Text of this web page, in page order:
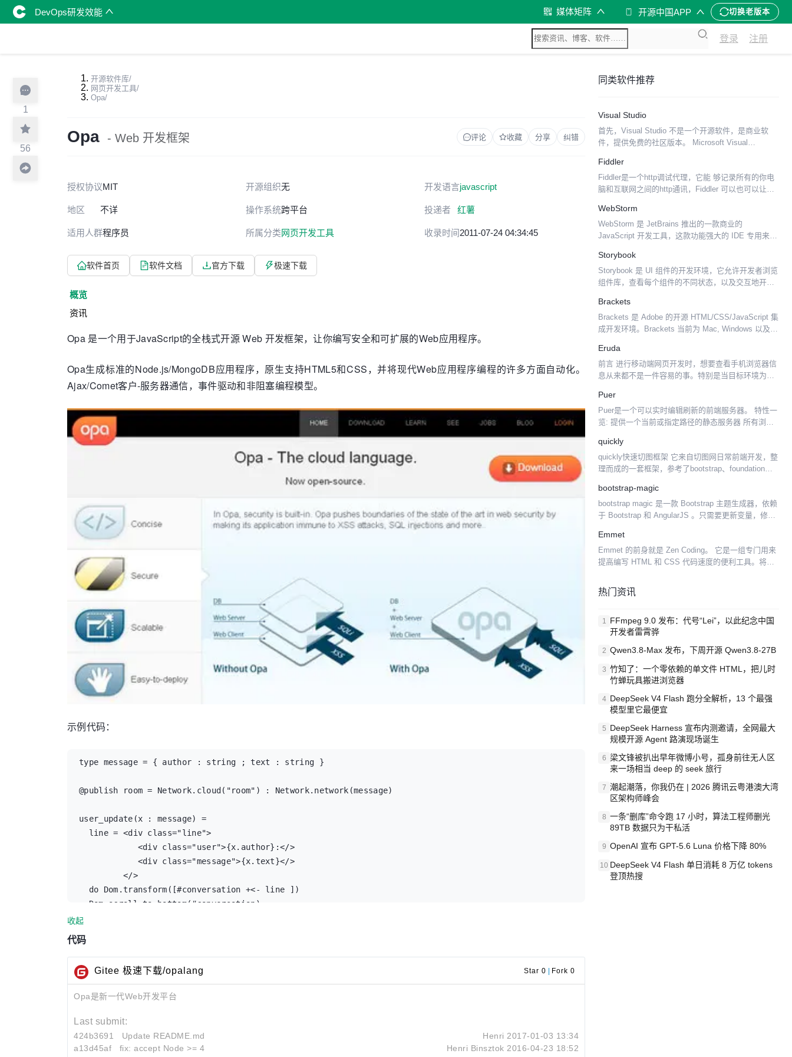
DevOps研发效能 媒体矩阵 开源中国APP 切换老版本
登录 注册
1
56
开源软件库/
网页开发工具/
Opa/
Opa - Web 开发框架 评论 收藏 分享 纠错
授权协议MIT 开源组织无 开发语言javascript
地区 不详 操作系统跨平台 投递者 红薯
适用人群程序员 所属分类网页开发工具 收录时间2011-07-24 04:34:45
软件首页 软件文档 官方下载 极速下载
概览
资讯
Opa 是一个用于JavaScript的全栈式开源 Web 开发框架，让你编写安全和可扩展的Web应用程序。
Opa生成标准的Node.js/MongoDB应用程序，原生支持HTML5和CSS，并将现代Web应用程序编程的许多方面自动化。
Ajax/Comet客户-服务器通信，事件驱动和非阻塞编程模型。
示例代码：
type message = { author : string ; text : string }
@publish room = Network.cloud("room") : Network.network(message)
user_update(x : message) =
line = <div class="line">
<div class="user">{x.author}:</>
<div class="message">{x.text}</>
</>
do Dom.transform([#conversation +<- line ])
Dom.scroll_to_bottom(#conversation)
do Network.broadcast({~author text=Dom.get_value(#entry)}, room)
Dom.clear_value(#entry)
author = Random.string(8)
<div id=#header><div id=#logo></></>
<div id=#conversation onready={_ -> Network.add_callback(user_update, room)}></>
<div id=#footer>
收起
代码
Gitee 极速下载/opalang Star 0 | Fork 0
Opa是新一代Web开发平台
Last submit:
424b3691 Update README.md Henri 2017-01-03 13:34
a13d45af
fix: accept Node >= 4 Henri Binsztok 2016-04-23 18:52
同类软件推荐
Visual Studio
首先，Visual Studio 不是一个开源软件，是商业软
件，提供免费的社区版本。 Microsoft Visual
产品。VS 是一个基本完整...
Fiddler
Fiddler是一个http调试代理，它能 够记录所有的你电
脑和互联网之间的http通讯，Fiddler 可以也可以让你
“进出”的数据（指co...
WebStorm
WebStorm 是 JetBrains 推出的一款商业的
JavaScript 开发工具，这款功能强大的 IDE 专用来进
Storybook
Storybook 是 UI 组件的开发环境，它允许开发者浏览
组件库，查看每个组件的不同状态，以及交互地开发
发者独立地开发 UI 组件，...
Brackets
Brackets 是 Adobe 的开源 HTML/CSS/JavaScript 集
成开发环境。Brackets 当前为 Mac, Windows 以及
Eruda
前言 进行移动端网页开发时，想要查看手机浏览器信
息从来都不是一件容易的事。特别是当目标环境为
时，你根本都干不了什么，只能一遍又一遍地修改代
码...
Puer
Puer是一个可以实时编辑刷新的前端服务器。 特性一
览: 提供一个当前或指定路径的静态服务器 所有浏览
其它文件则重载(reload)页面 提供...
quickly
quickly快速切图框架 它来自切图网日常前端开发，整
理而成的一套框架，参考了bootstrap、foundation优
式页面，并且它可以更加轻易的修改...
bootstrap-magic
bootstrap magic 是一款 Bootstrap 主题生成器，依赖
于 Bootstrap 和 AngularJS 。只需要更新变量，修改
Emmet
Emmet 的前身就是 Zen Coding。 它是一组专门用来
提高编写 HTML 和 CSS 代码速度的便利工具。将它
加快开发速度。提供包括 Eclip...
热门资讯
1 FFmpeg 9.0 发布：代号“Lei”，以此纪念中国
开发者雷霄骅
2 Qwen3.8-Max 发布，下周开源 Qwen3.8-27B
3 竹知了：一个零依赖的单文件 HTML，把儿时
竹蝉玩具搬进浏览器
4 DeepSeek V4 Flash 跑分全解析，13 个最强
模型里它最便宜
5 DeepSeek Harness 宣布内测邀请，全网最大
规模开源 Agent 路演现场诞生
6 梁文锋被扒出早年微博小号，孤身前往无人区
来一场相当 deep 的 seek 旅行
7 潮起潮落，你我仍在 | 2026 腾讯云粤港澳大湾
区架构师峰会
8 一条“删库”命令跑 17 小时，算法工程师删光
89TB 数据只为干私活
9 OpenAI 宣布 GPT-5.6 Luna 价格下降 80%
10 DeepSeek V4 Flash 单日消耗 8 万亿 tokens
登顶热搜